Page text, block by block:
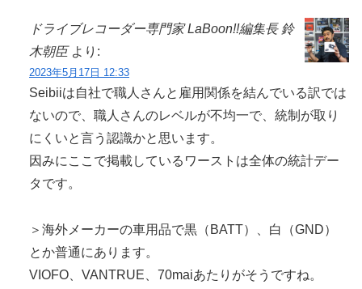
ドライブレコーダー専門家 LaBoon!!編集長 鈴
木朝臣 より:
2023年5月17日 12:33
Seibiiは自社で職人さんと雇用関係を結んでいる訳では
ないので、職人さんのレベルが不均一で、統制が取り
にくいと言う認識かと思います。
因みにここで掲載しているワーストは全体の統計デー
タです。
＞海外メーカーの車用品で黒（BATT）、白（GND）
とか普通にあります。
VIOFO、VANTRUE、70maiあたりがそうですね。